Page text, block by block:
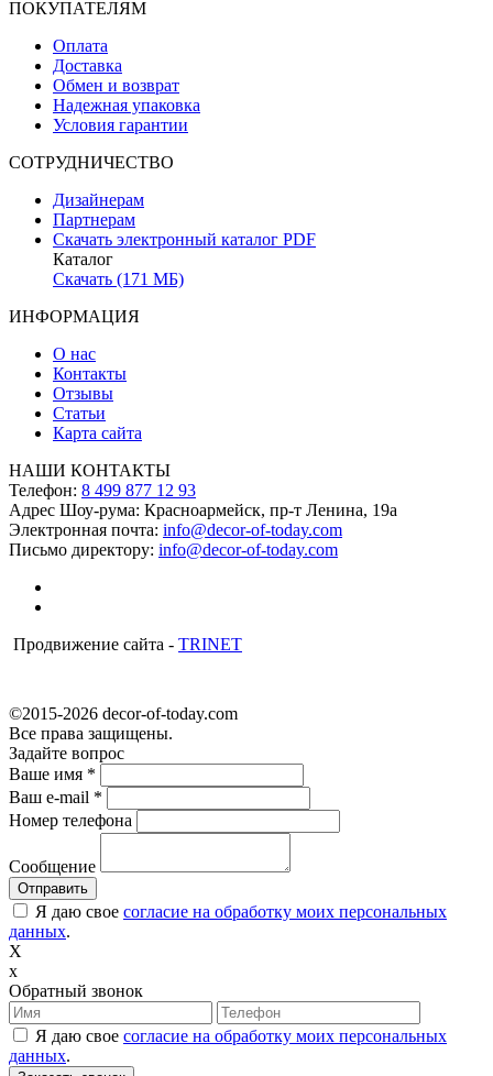
ПОКУПАТЕЛЯМ
Оплата
Доставка
Обмен и возврат
Надежная упаковка
Условия гарантии
СОТРУДНИЧЕСТВО
Дизайнерам
Партнерам
Скачать электронный каталог PDF
Каталог
Скачать (171 МБ)
ИНФОРМАЦИЯ
О нас
Контакты
Отзывы
Статьи
Карта сайта
НАШИ КОНТАКТЫ
Телефон: 8 499 877 12 93
Адрес Шоу-рума: Красноармейск, пр-т Ленина, 19а
Электронная почта: info@decor-of-today.com
Письмо директору: info@decor-of-today.com
Продвижение сайта - TRINET
©2015-2026 decor-of-today.com
Все права защищены.
Задайте вопрос
Ваше имя *
Ваш e-mail *
Номер телефона
Сообщение
Я даю свое согласие на обработку моих персональных
данных.
X
x
Обратный звонок
Я даю свое согласие на обработку моих персональных
данных.